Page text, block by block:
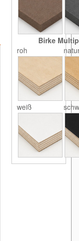
Birke
roh
weiß